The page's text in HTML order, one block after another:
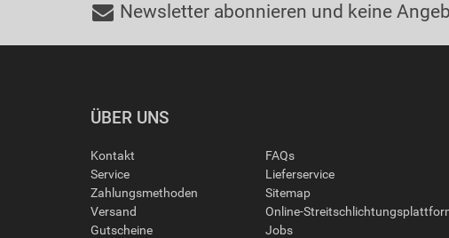
Newsletter abonnieren und keine
ÜBER UNS
Kontakt
Service
Zahlungsmethoden
Versand
Gutscheine
FAQs
Lieferservice
Sitemap
Online-
Jobs